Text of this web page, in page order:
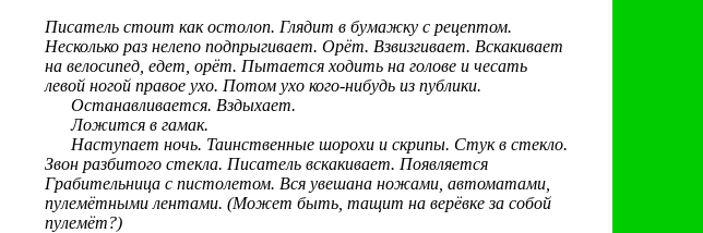
Писатель стоит как остолоп. Глядит в бумажку с рецептом.
Несколько раз нелепо подпрыгивает. Орёт. Взвизгивает. Вскакивает
на велосипед, едет, орёт. Пытается ходить на голове и чесать
левой ногой правое ухо. Потом ухо кого-нибудь из публики.
Останавливается. Вздыхает.
Ложится в гамак.
Наступает ночь. Таинственные шорохи и скрипы. Стук в стекло.
Звон разбитого стекла. Писатель вскакивает. Появляется
Грабительница с пистолетом. Вся увешана ножами, автоматами,
пулемётными лентами. (Может быть, тащит на верёвке за собой
пулемёт?)